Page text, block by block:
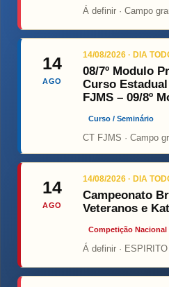
Á definir · Campo
14
AGO
14/08/2026 · DIA
08/7º Modulo
Curso
FJMS – 09/8º
Curso / Seminário
CT FJMS · Campo
14
AGO
14/08/2026 · DIA
Campeonato
Veteranos e
Competição Nacional
Á definir ·